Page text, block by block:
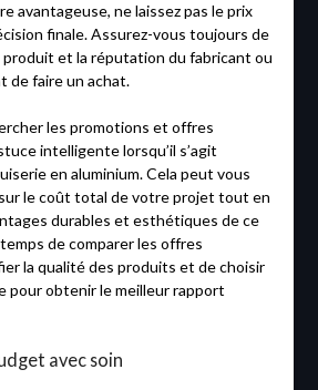
avantageuse, ne laissez pas le prix
finale. Assurez-vous toujours de
et la réputation du fabricant ou
de faire un achat.
les promotions et offres
intelligente lorsqu’il s’agit
en aluminium. Cela peut vous
le coût total de votre projet tout en
durables et esthétiques de ce
de comparer les offres
la qualité des produits et de choisir
pour obtenir le meilleur rapport
avec soin